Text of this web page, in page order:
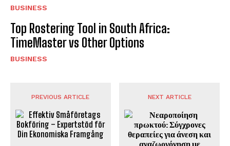
BUSINESS
Top Rostering Tool in South Africa:
TimeMaster vs Other Options
BUSINESS
PREVIOUS ARTICLE NEXT ARTICLE